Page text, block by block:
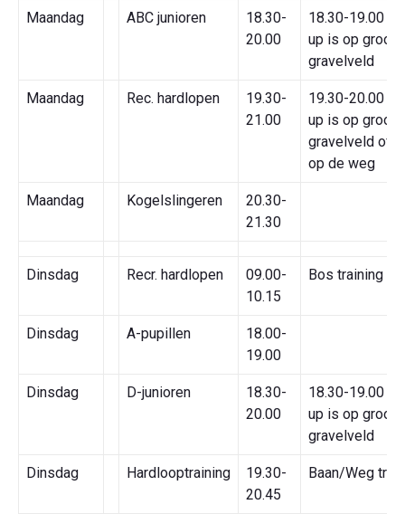
Maandag ABC junioren
18.30-
20.00
18.30-19.00
up is op groot
gravelveld
Maandag Rec. hardlopen
19.30-
21.00
19.30-20.00
up is op groot
gravelveld of
op de weg
Maandag Kogelslingeren
20.30-
21.30
Dinsdag Recr. hardlopen
09.00-
10.15
Bos training
Dinsdag A-pupillen
18.00-
19.00
Dinsdag D-junioren
18.30-
20.00
18.30-19.00
up is op groot
gravelveld
Dinsdag Hardlooptraining
19.30-
20.45
Baan/Weg